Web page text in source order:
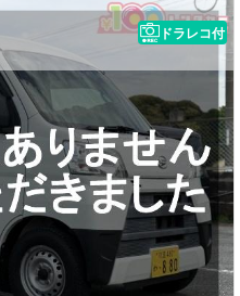
ドラレコ付